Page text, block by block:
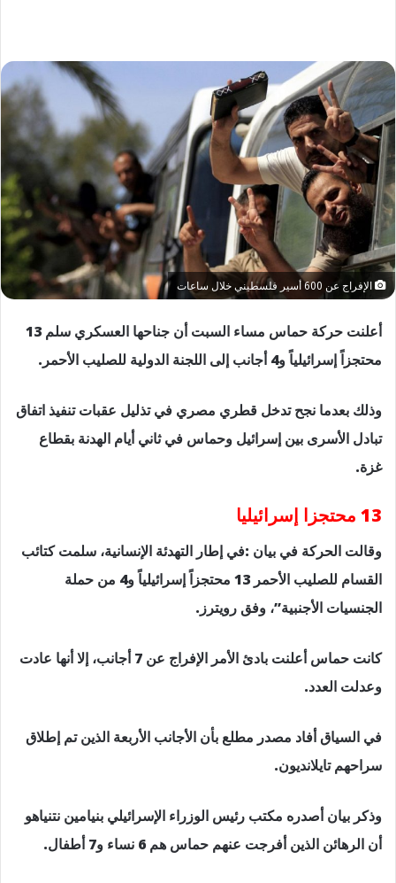
الإفراج عن 600 أسير فلسطيني خلال ساعات
أعلنت حركة حماس مساء السبت أن جناحها العسكري سلم 13
محتجزاً إسرائيلياً و4 أجانب إلى اللجنة الدولية للصليب الأحمر.
وذلك بعدما نجح تدخل قطري مصري في تذليل عقبات تنفيذ اتفاق
تبادل الأسرى بين إسرائيل وحماس في ثاني أيام الهدنة بقطاع
غزة.
13 محتجزا إسرائيليا
وقالت الحركة في بيان :في إطار التهدئة الإنسانية، سلمت كتائب
القسام للصليب الأحمر 13 محتجزاً إسرائيلياً و4 من حملة
الجنسيات الأجنبية”، وفق رويترز.
كانت حماس أعلنت بادئ الأمر الإفراج عن 7 أجانب، إلا أنها عادت
وعدلت العدد.
في السياق أفاد مصدر مطلع بأن الأجانب الأربعة الذين تم إطلاق
سراحهم تايلانديون.
وذكر بيان أصدره مكتب رئيس الوزراء الإسرائيلي بنيامين نتنياهو
أن الرهائن الذين أفرجت عنهم حماس هم 6 نساء و7 أطفال.